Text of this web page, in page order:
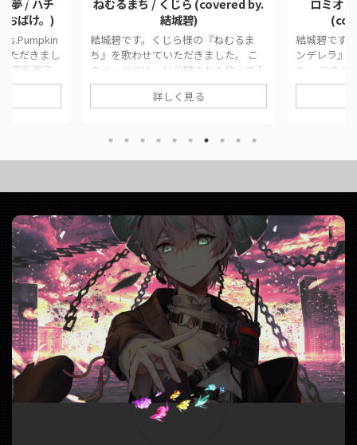
夢 / ハチ
ばけ。)
ただきまし
音系男子
ジでは、
け。)
ねむるまち / くじら (covered by.
結城碧)
結城碧です。くじら様の『ねむるま
ち』を歌わせていただきました。 こ
のページでは、に公開された歌ってみ
た動画の情報や公式リンクをまとめて
います。 ■ 作品情報 Originalねむる
くじら (covered by.結城碧)
https://twitter.com/panda__aoi/stat
https://www.youtube.com/watch?
詳しく見る
ロミオ
結城碧です
ンデレラ』
た。 このペ
ってみた動
門 ■ 動画リ
https://